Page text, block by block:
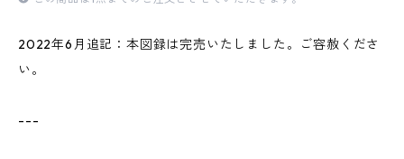
2022年6月追記：本図録は完売いたしました。ご容赦くださ
い。
---